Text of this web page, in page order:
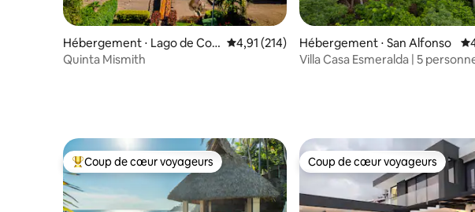
Hébergement ⋅ Lago de Coa
tepeque
Évaluation moyenne sur la base de 214
4,91 (214)
Quinta Mismith
Hébergement ⋅ San Alfonso
Villa Casa Esmeralda | 5
Coups de cœur voyageurs les plus appréciés
Coup de cœur voyageurs Coup de cœur voyageurs
Coup de cœur voyageurs